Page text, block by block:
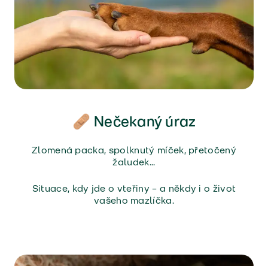
🩹 Nečekaný úraz
Zlomená packa, spolknutý míček, přetočený
žaludek...
Situace, kdy jde o vteřiny – a někdy i o život
vašeho mazlíčka.